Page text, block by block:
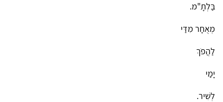
בַּלְתָ"מ.
מְאֻחָר מִדַּי
לַהֲפֹךְ
יָמַי
לְשִׁיר.